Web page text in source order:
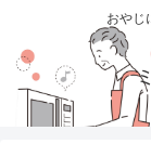
おやじ